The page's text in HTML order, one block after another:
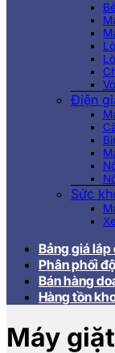
Điện
Sức
Bảng giá lắp
Phân phối
Bán hàng
Hàng tồn
Máy